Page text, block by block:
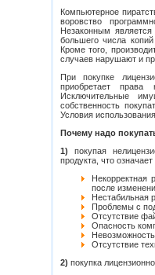
Компьютерное
воровство
Незаконным
большего числа
Кроме того,
случаев нарушают и
При покупке
приобретает права
Исключительные
собственность
Условия
Почему надо
1) покупая
продукта, что
после
Нестабильная
Проблемы с
Отсутствие
Опасность
Отсутствие
2) покупка